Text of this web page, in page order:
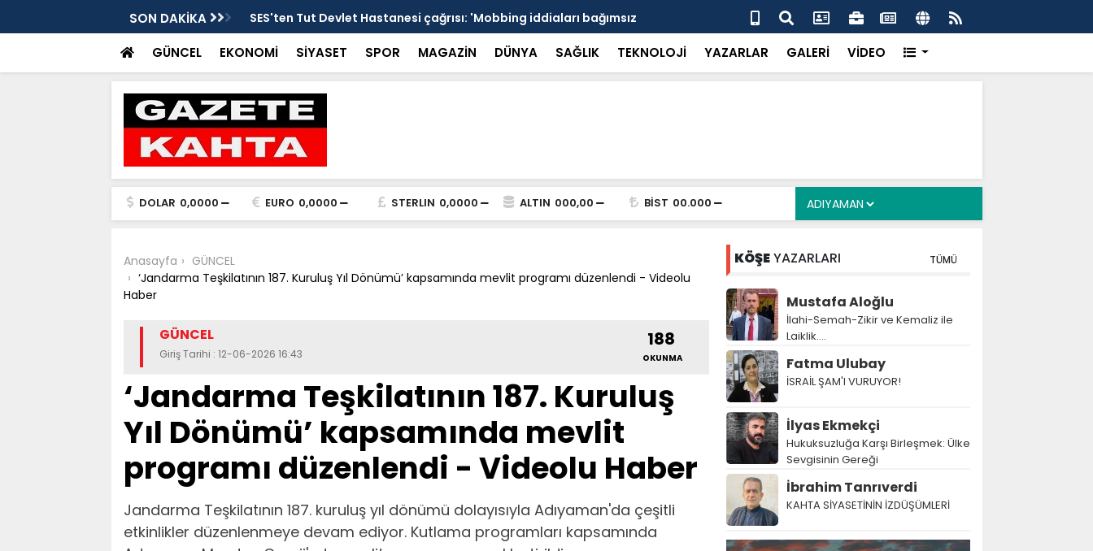
SON DAKİKA
tarafsızlık ve liyakat açıklaması
SES'ten Tut Devlet Hastanesi çağrısı: 'Mobbing iddiaları bağımsız
şekilde soruşturulmalı' - Videolu Haber
15 Temmuz suikast timinin firari üyesi FETÖ yapılanmasını ve
Marmaris saldırısını anlattı
GÜNCEL EKONOMİ SİYASET SPOR MAGAZİN DÜNYA SAĞLIK TEKNOLOJİ YAZARLAR GALERİ VİDEO
DOLAR 0,0000 EURO 0,0000 STERLIN 0,0000 ALTIN 000,00 BİST 00.000
Anasayfa
GÜNCEL
‘Jandarma Teşkilatının 187. Kuruluş Yıl Dönümü’ kapsamında mevlit programı düzenlendi - Videolu
Haber
GÜNCEL
Giriş Tarihi : 12-06-2026 16:43
188
OKUNMA
‘Jandarma Teşkilatının 187. Kuruluş
Yıl Dönümü’ kapsamında mevlit
programı düzenlendi - Videolu Haber
Jandarma Teşkilatının 187. kuruluş yıl dönümü dolayısıyla Adıyaman'da çeşitli
etkinlikler düzenlenmeye devam ediyor. Kutlama programları kapsamında
KÖŞEYAZARLARI TÜMÜ
Mustafa Aloğlu
İlahi-Semah-Zikir ve Kemaliz ile
Laiklik….
Fatma Ulubay
İSRAİL ŞAM'I VURUYOR!
İlyas Ekmekçi
Hukuksuzluğa Karşı Birleşmek: Ülke
Sevgisinin Gereği
İbrahim Tanrıverdi
KAHTA SİYASETİNİN İZDÜŞÜMLERİ